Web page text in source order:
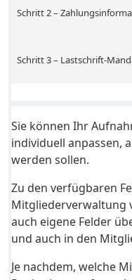
Schritt 2 –
Schritt 3 – Lastschrift-
Sie können Ihr
individuell anpassen,
werden sollen.
Zu den verfügbaren
Mitgliederverwaltung
auch eigene Felder
und auch in den
Je nachdem, welche